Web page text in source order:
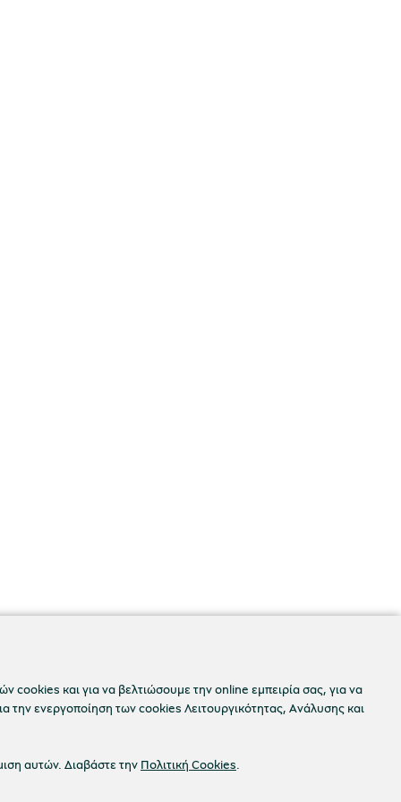
cookies και για να βελτιώσουμε την online εμπειρία σας, για να
ενεργοποίηση των cookies Λειτουργικότητας, Ανάλυσης και
αυτών. Διαβάστε την Πολιτική Cookies.